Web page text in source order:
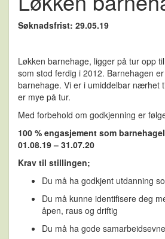
Søknadsfrist: 29.05.19
Løkken barnehage, ligger på tur opp
som stod ferdig i 2012. Barnehagen
barnehage. Vi er i umiddelbar nærhet
er mye på tur.
Med forbehold om godkjenning er
100 % engasjement som
01.08.19 – 31.07.20
Krav til stillingen;
Du må ha godkjent utdanning
Du må kunne identifisere deg
åpen, raus og driftig
Du må ha gode